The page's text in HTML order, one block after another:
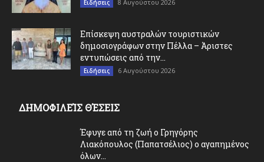
Ειδήσεις 8 Αυγούστου 2026
Επίσκεψη αυστραλών τουριστικών
δημοσιογράφων στην Πέλλα – Άριστες
εντυπώσεις από την...
Ειδήσεις 6 Αυγούστου 2026
ΔΗΜΟΦΙΛΕΊΣ ΘΈΣΕΙΣ
Έφυγε από τη ζωή ο Γρηγόρης
Λιακόπουλος (Παπατσέλιος) ο αγαπημένος
όλων...